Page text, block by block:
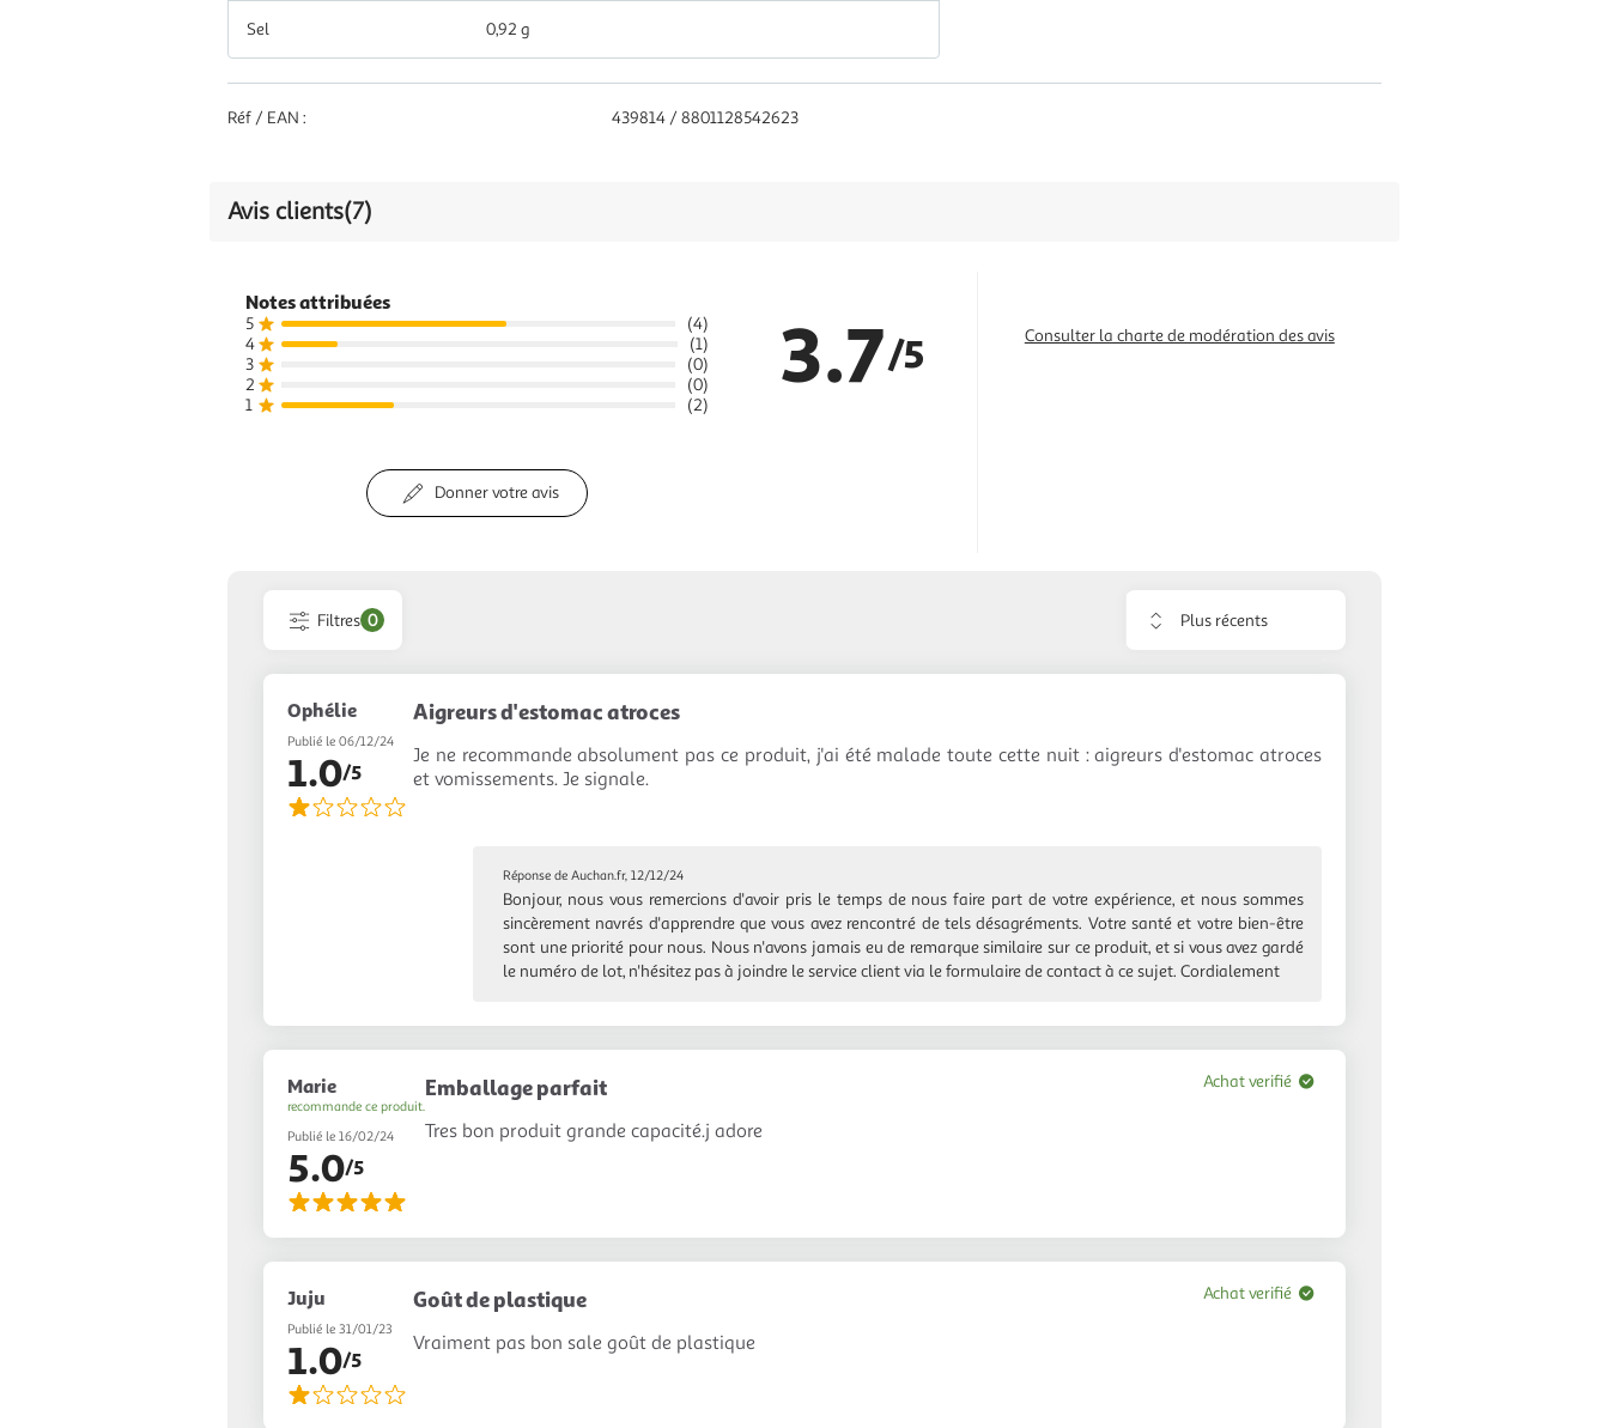
Sel 0,92 g
Réf / EAN : 439814 / 8801128542623
Avis clients(7)
Notes attribuées
5
(4)
4
(1)
3
(0)
2
(0)
1
(2)
3.7/5
Donner votre avis
Consulter la charte de modération des avis
Filtres 0
Trier
avis
Ophélie
Publié le 06/12/24
1.0/5
Aigreurs d'estomac atroces
Je ne recommande absolument pas ce produit, j'ai été malade toute cette nuit : aigreurs d'estomac atroces
et vomissements. Je signale.
Réponse de Auchan.fr, 12/12/24
Bonjour, nous vous remercions d'avoir pris le temps de nous faire part de votre expérience, et nous sommes
sincèrement navrés d'apprendre que vous avez rencontré de tels désagréments. Votre santé et votre bien-être
sont une priorité pour nous. Nous n'avons jamais eu de remarque similaire sur ce produit, et si vous avez gardé
le numéro de lot, n'hésitez pas à joindre le service client via le formulaire de contact à ce sujet. Cordialement
Marie
recommande ce produit.
Publié le 16/02/24
5.0/5
Emballage parfait
Tres bon produit grande capacité.j adore
Achat verifié
Juju
Publié le 31/01/23
1.0/5
Goût de plastique
Vraiment pas bon sale goût de plastique
Achat verifié